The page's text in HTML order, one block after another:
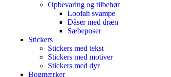
Opbevaring og tilbehør
Loofah svampe
Dåser med dræn
Sæbeposer
Stickers
Stickers med tekst
Stickers med motiver
Stickers med dyr
Bogmærker